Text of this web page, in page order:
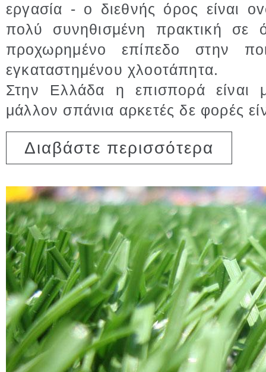
εργασία - ο διεθνής όρος είναι
πολύ συνηθισμένη πρακτική σε
προχωρημένο επίπεδο στην
εγκαταστημένου χλοοτάπητα.
Στην Ελλάδα η επισπορά είναι
μάλλον σπάνια αρκετές δε φορές
Διαβάστε περισσότερα